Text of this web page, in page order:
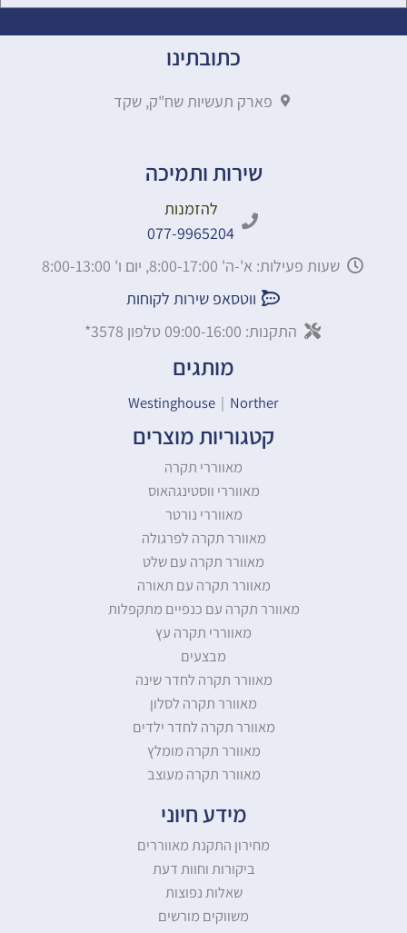
כתובתינו
פארק תעשיות שח"ק, שקד
שירות ותמיכה
להזמנות
077-9965204
שעות פעילות: א'-ה' 8:00-17:00, יום ו' 8:00-13:00
ווטסאפ שירות לקוחות
התקנות: 09:00-16:00 טלפון 3578*
מותגים
Westinghouse | Norther
קטגוריות מוצרים
מאווררי תקרה
מאווררי ווסטינגהאוס
מאווררי נורטר
מאוורר תקרה לפרגולה
מאוורר תקרה עם שלט
מאוורר תקרה עם תאורה
מאוורר תקרה עם כנפיים מתקפלות
מאווררי תקרה עץ
מבצעים
מאוורר תקרה לחדר שינה
מאוורר תקרה לסלון
מאוורר תקרה לחדר ילדים
מאוורר תקרה מומלץ
מאוורר תקרה מעוצב
מידע חיוני
מחירון התקנת מאווררים
ביקורות וחוות דעת
שאלות נפוצות
משווקים מורשים